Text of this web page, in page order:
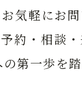
気軽にお
約・相談
第一歩を